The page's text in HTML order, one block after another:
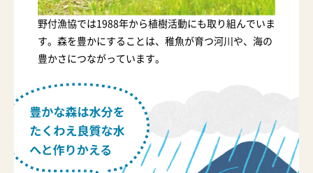
野付漁協では1988年から植樹活動にも取り組んでいま
す。森を豊かにすることは、稚魚が育つ河川や、海の
豊かさにつながっています。